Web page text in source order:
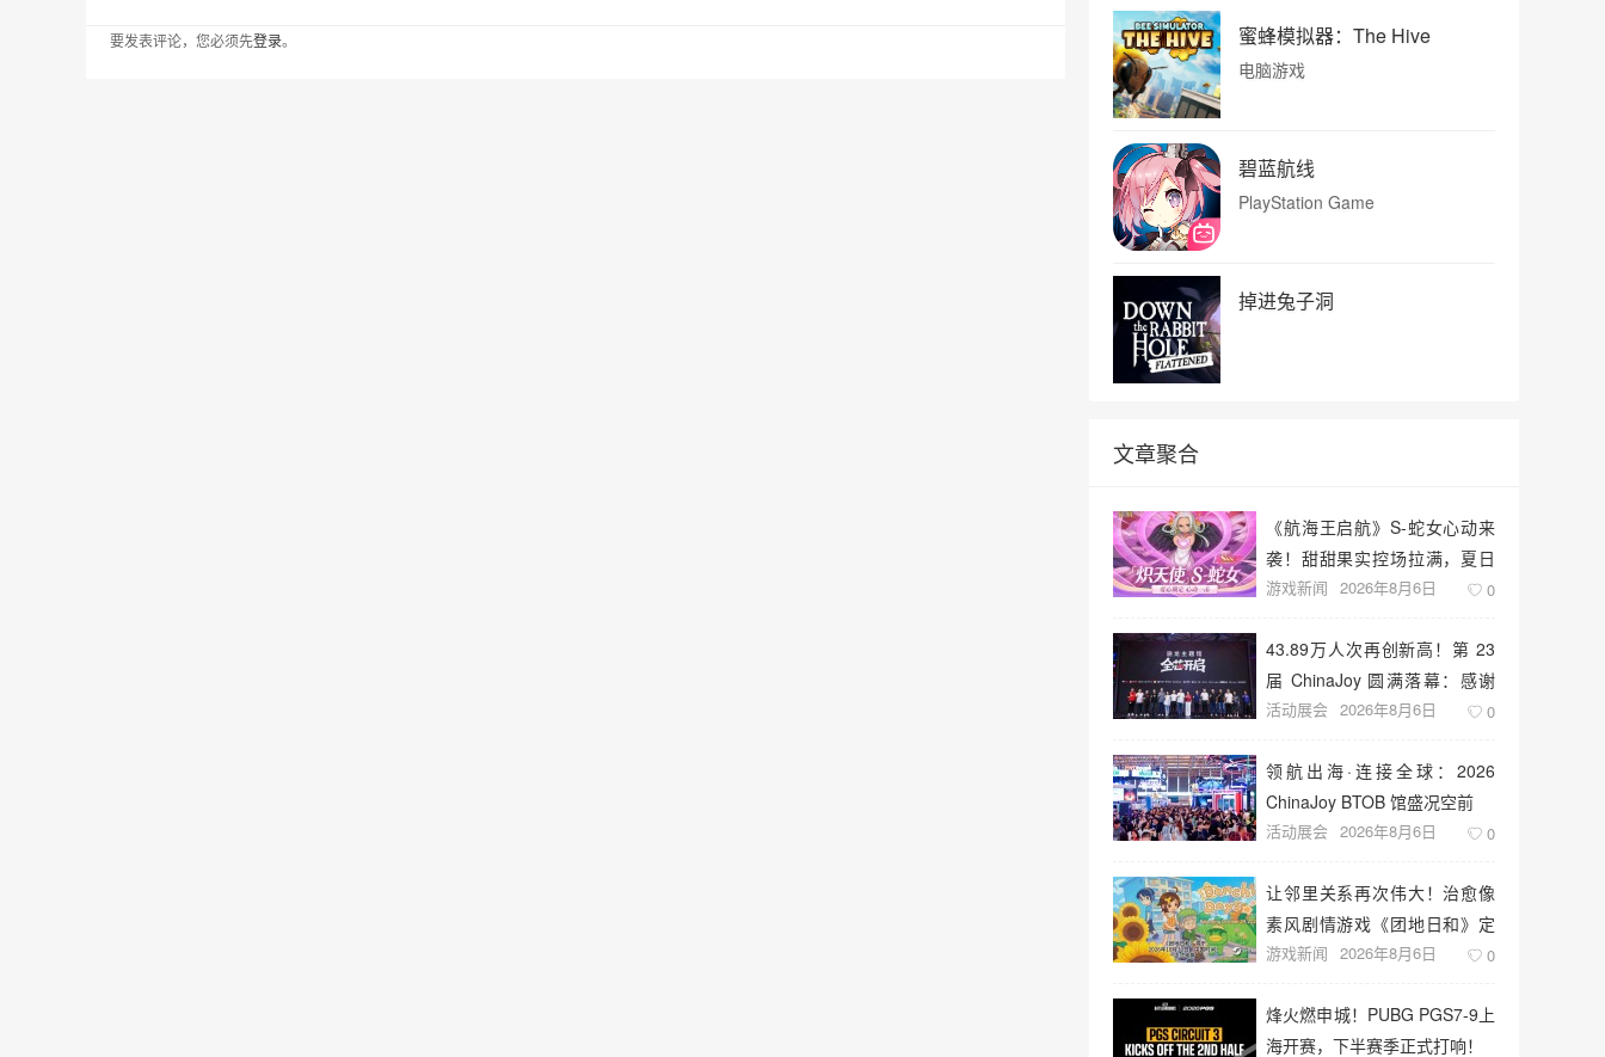
要发表评论，您必须先登录。 蜜蜂模拟器：The Hive
电脑游戏
碧蓝航线
PlayStation Game
掉进兔子洞
文章聚合
《航海王启航》S-蛇女心动来
袭！甜甜果实控场拉满，夏日
盛宴开启
游戏新闻 2026年8月6日 0
43.89万人次再创新高！第 23
届 ChinaJoy 圆满落幕：感谢
有你，共赴这场“与 AI 同游”的
活动展会 2026年8月6日 0
领航出海·连接全球：2026
ChinaJoy BTOB 馆盛况空前
活动展会 2026年8月6日 0
让邻里关系再次伟大！治愈像
素风剧情游戏《团地日和》定
档10月30日发售
游戏新闻 2026年8月6日 0
烽火燃申城！PUBG PGS7-9上
海开赛，下半赛季正式打响！